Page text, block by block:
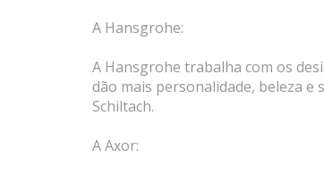
A Hansgrohe:
A Hansgrohe trabalha com os
dão mais personalidade, beleza
Schiltach.
A Axor: